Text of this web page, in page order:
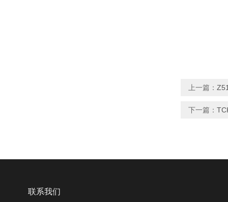
上一篇：
下一篇：
联系我们